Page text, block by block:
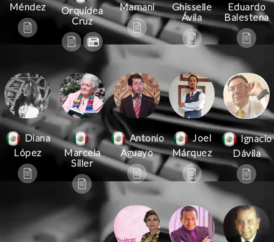
Méndez
Orquídea
Cruz
Mamani
Ghisselle
Ávila
Eduardo
Balestena
Diana
López
Marcela
Siller
Antonio
Aguayo
Joel
Márquez
Ignacio
Dávila